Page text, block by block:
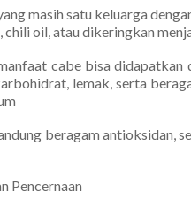
masih satu keluarga
chili oil, atau dikeringkan
cabe bisa
lemak, serta
beragam antioksidan,
Pencernaan